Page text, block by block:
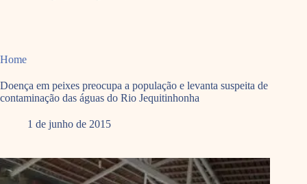
Home
Doença em peixes preocupa a população e levanta suspeita de
contaminação das águas do Rio Jequitinhonha
1 de junho de 2015